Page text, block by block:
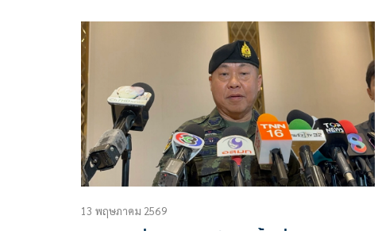
จริงถูกใช้จ่ายเกือบหมดแล้ว เร่งส่งข้อมูลอำเภอ พิจารณา
ช่วยเหลือกลุ่มเปราะบางที่ตกหล่น
13 พฤษภาคม 2569